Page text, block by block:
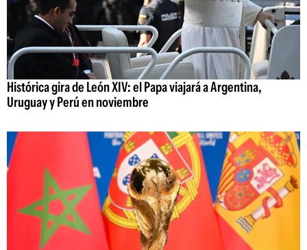
Histórica gira de León XIV: el Papa viajará a Argentina,
Uruguay y Perú en noviembre